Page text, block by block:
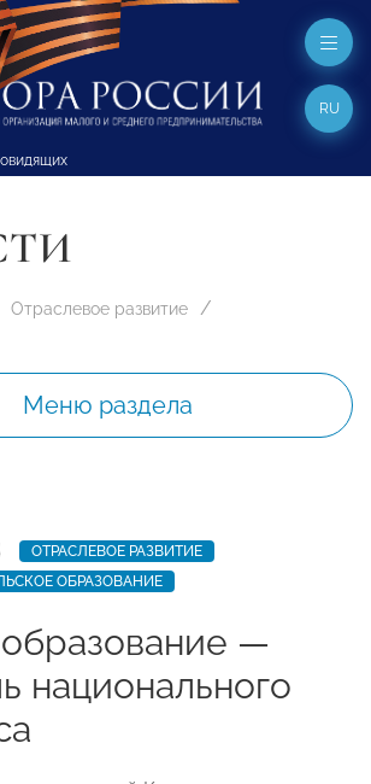
RU
Отраслевое развитие
Меню раздела
ОТРАСЛЕВОЕ РАЗВИТИЕ
ОБРАЗОВАНИЕ
—
национального